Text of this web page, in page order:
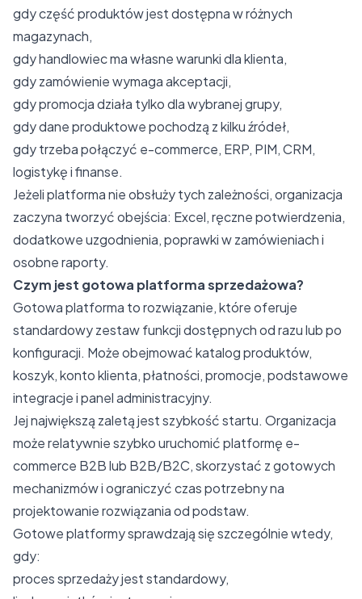
gdy część produktów jest dostępna w różnych
magazynach,
gdy handlowiec ma własne warunki dla klienta,
gdy zamówienie wymaga akceptacji,
gdy promocja działa tylko dla wybranej grupy,
gdy dane produktowe pochodzą z kilku źródeł,
gdy trzeba połączyć e-commerce, ERP, PIM, CRM,
logistykę i finanse.
Jeżeli platforma nie obsłuży tych zależności, organizacja
zaczyna tworzyć obejścia: Excel, ręczne potwierdzenia,
dodatkowe uzgodnienia, poprawki w zamówieniach i
osobne raporty.
Czym jest gotowa platforma sprzedażowa?
Gotowa platforma to rozwiązanie, które oferuje
standardowy zestaw funkcji dostępnych od razu lub po
konfiguracji. Może obejmować katalog produktów,
koszyk, konto klienta, płatności, promocje, podstawowe
integracje i panel administracyjny.
Jej największą zaletą jest szybkość startu. Organizacja
może relatywnie szybko uruchomić platformę e-
commerce B2B lub B2B/B2C, skorzystać z gotowych
mechanizmów i ograniczyć czas potrzebny na
projektowanie rozwiązania od podstaw.
Gotowe platformy sprawdzają się szczególnie wtedy,
gdy:
proces sprzedaży jest standardowy,